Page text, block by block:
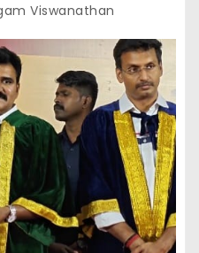
Viswanathan